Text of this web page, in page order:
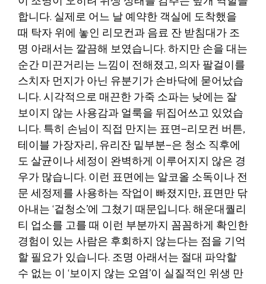
합니다. 실제로 어느 날 예약한 객실에 도착했을
때 탁자 위에 놓인 리모컨과 음료 잔 받침대가 조
명 아래서는 깔끔해 보였습니다. 하지만 손을 대는
순간 미끈거리는 느낌이 전해졌고, 의자 팔걸이를
스치자 먼지가 아닌 유분기가 손바닥에 묻어났습
니다. 시각적으로 매끈한 가죽 소파는 낮에는 잘
보이지 않는 사용감과 얼룩을 뒤집어쓰고 있었습
니다. 특히 손님이 직접 만지는 표면—리모컨 버튼,
테이블 가장자리, 유리잔 밑부분—은 청소 직후에
도 살균이나 세정이 완벽하게 이루어지지 않은 경
우가 많습니다. 이런 표면에는 알코올 소독이나 전
문 세정제를 사용하는 작업이 빠졌지만, 표면만 닦
아내는 ‘겉청소’에 그쳤기 때문입니다. 해운대퀄리
티 업소를 고를 때 이런 부분까지 꼼꼼하게 확인한
경험이 있는 사람은 후회하지 않는다는 점을 기억
할 필요가 있습니다. 조명 아래서는 절대 파악할
수 없는 이 ‘보이지 않는 오염’이 실질적인 위생 만